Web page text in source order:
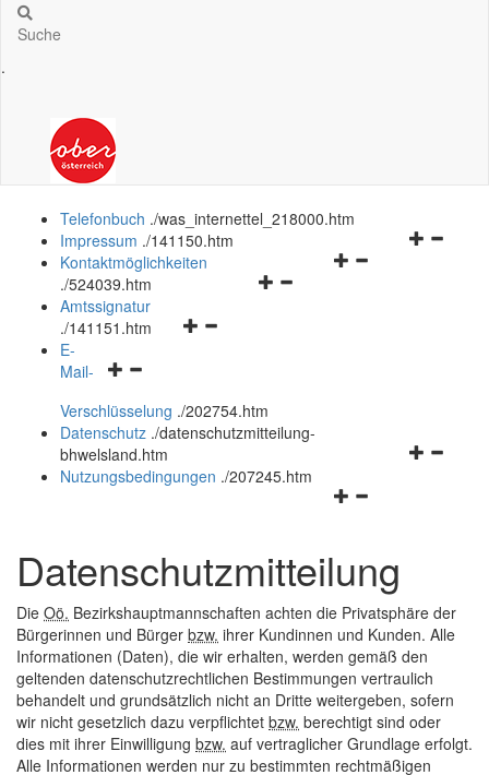
Suche
.
Telefonbuch ./was_internettel_218000.htm
Navigationsmenü
Impressum ./141150.htm
Navigationsmenü
Kontaktmöglichkeiten
./524039.htm
Navigationsmenü
Amtssignatur
./141151.htm
Navigationsmenü
und
schließen
E-
Mail-
Verschlüsselung ./202754.htm
Datenschutz ./datenschutzmitteilung-
bhwelsland.htm
Navigationsmenü
schließen
Nutzungsbedingungen ./207245.htm
Datenschutzmitteilung
Die Oö. Bezirkshauptmannschaften achten die Privatsphäre der
Bürgerinnen und Bürger bzw. ihrer Kundinnen und Kunden. Alle
Informationen (Daten), die wir erhalten, werden gemäß den
geltenden datenschutzrechtlichen Bestimmungen vertraulich
behandelt und grundsätzlich nicht an Dritte weitergeben, sofern
wir nicht gesetzlich dazu verpflichtet bzw. berechtigt sind oder
dies mit ihrer Einwilligung bzw. auf vertraglicher Grundlage erfolgt.
Alle Informationen werden nur zu bestimmten rechtmäßigen